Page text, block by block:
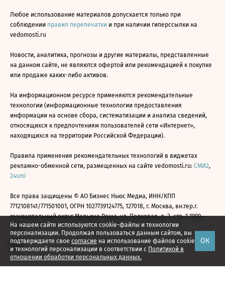
На нашем сайте используются cookie-файлы и технологии
персонализации. Продолжая пользоваться данным сайтом, вы
подтверждаете свое согласие на использование файлов cookie
и технологий персонализации в соответствии с Политикой в
отношении обработки персональных данных.
ОК
Любое использование материалов допускается только при
соблюдении правил перепечатки и при наличии гиперссылки на
vedomosti.ru
Новости, аналитика, прогнозы и другие материалы, представленные
на данном сайте, не являются офертой или рекомендацией к покупке
или продаже каких-либо активов.
На информационном ресурсе применяются рекомендательные
технологии (информационные технологии предоставления
информации на основе сбора, систематизации и анализа сведений,
относящихся к предпочтениям пользователей сети «Интернет»,
находящихся на территории Российской Федерации).
Правила применения рекомендательных технологий в виджетах
рекламно-обменной сети, размещенных на сайте vedomosti.ru: СМИ2,
24smi
Все права защищены © АО Бизнес Ньюс Медиа, ИНН/КПП
7712108141/771501001, ОГРН 1027739124775, 127018, г. Москва, вн.тер.г.
муниципальный округ Марьина Роща, ул. Полковая, д. 3, стр. 1 1999—
2026